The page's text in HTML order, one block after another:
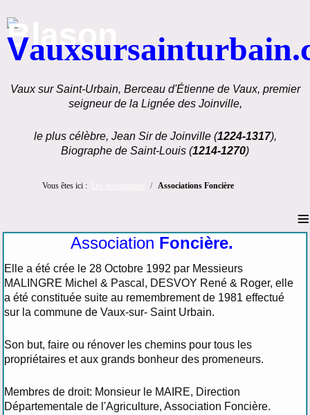
V
Vaux sur Saint-Urbain, Berceau d'Étienne de Vaux, premier
seigneur de la Lignée des Joinville,
le plus célèbre, Jean Sir de Joinville (1224-1317),
Biographe de Saint-Louis (1214-1270)
Vous êtes ici : Associations Foncière
≡
Association Foncière.
Elle a été crée le 28 Octobre 1992 par Messieurs
MALINGRE Michel & Pascal, DESVOY René & Roger, elle
a été constituée suite au remembrement de 1981 effectué
sur la commune de Vaux-sur- Saint Urbain.
Son but, faire ou rénover les chemins pour tous les
propriétaires et aux grands bonheur des promeneurs.
Membres de droit: Monsieur le MAIRE, Direction
Départementale de l'Agriculture, Association Foncière.